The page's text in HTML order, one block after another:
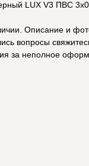
LUX V3 ПВС
Описание и
вопросы
за неполное